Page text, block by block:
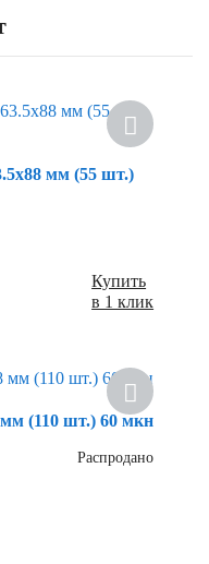
мм (55 шт.)
Купить
в 1 клик
(110 шт.) 60 мкн
Распродано